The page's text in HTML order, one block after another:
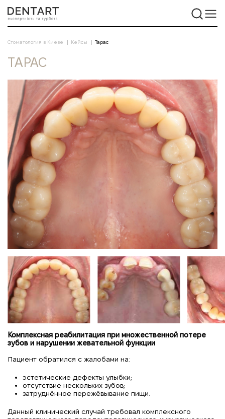
Стоматология в Киеве Кейсы Тарас
ТАРАС
Комплексная реабилитация при множественной потере
зубов и нарушении жевательной функции
Пациент обратился с жалобами на:
эстетические дефекты улыбки;
отсутствие нескольких зубов;
затруднённое пережёвывание пищи.
Данный клинический случай требовал комплексного